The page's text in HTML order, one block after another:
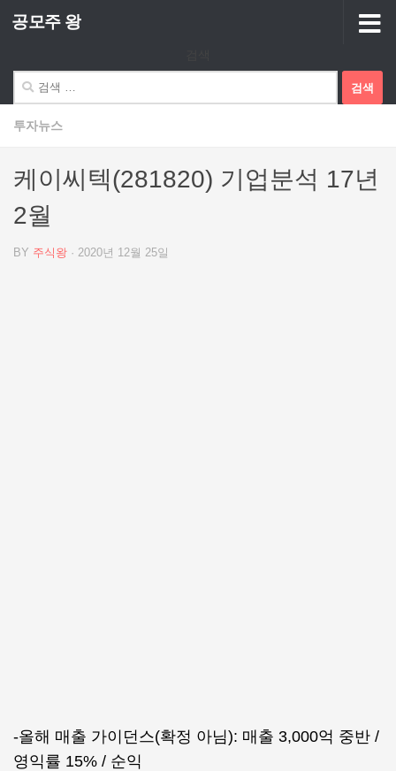
Skip to content
공모주 왕
색:
투자뉴스
케이씨텍(281820) 기업분석 17년
2월
BY 주식왕 · 2020년 12월 25일
-올해 매출 가이던스(확정 아님): 매출 3,000억 중반 /
영익률 15% / 순익